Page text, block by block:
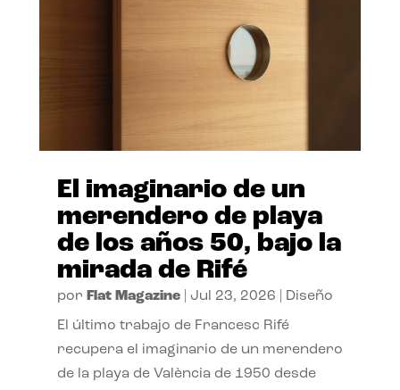
El imaginario de un
merendero de playa
de los años 50, bajo la
mirada de Rifé
por Flat Magazine| Jul 23, 2026 Diseño
El último trabajo de Francesc Rifé
recupera el imaginario de un merendero
de la playa de València de 1950 desde